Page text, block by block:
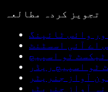
تجویز کردہ مطالعہ
وائس ٹائپنگ
اے آئی اسسٹنٹ
ٹو اسپیچ
ٹو اسپیچ ریڈر
آواز جنریٹر
آواز جنریٹر